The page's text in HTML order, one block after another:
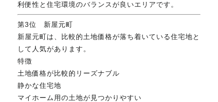
利便性と住宅環境のバランスが良いエリアです。
第3位 新屋元町
新屋元町は、比較的土地価格が落ち着いている住宅地と
して人気があります。
特徴
土地価格が比較的リーズナブル
静かな住宅地
マイホーム用の土地が見つかりやすい